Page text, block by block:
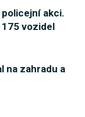
akci.
vozidel
na zahradu a